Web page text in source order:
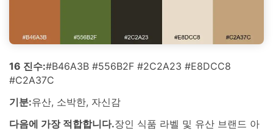
16 진수:#B46A3B #556B2F #2C2A23 #E8DCC8
#C2A37C
기분:유산, 소박한, 자신감
다음에 가장 적합합니다.장인 식품 라벨 및 유산 브랜드 아